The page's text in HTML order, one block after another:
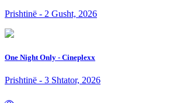
Prishtinë - 2 Gusht, 2026
One Night Only - Cineplexx
Prishtinë - 3 Shtator, 2026